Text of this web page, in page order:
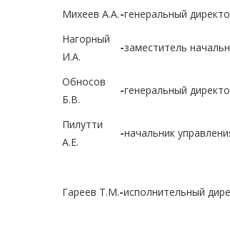
Михеев А.А.-генеральный
Нагорный
И.А.
-заместитель
Обносов
Б.В.
-генеральный
Пилутти
А.Е.
-начальник
Гареев Т.М.-исполнительный